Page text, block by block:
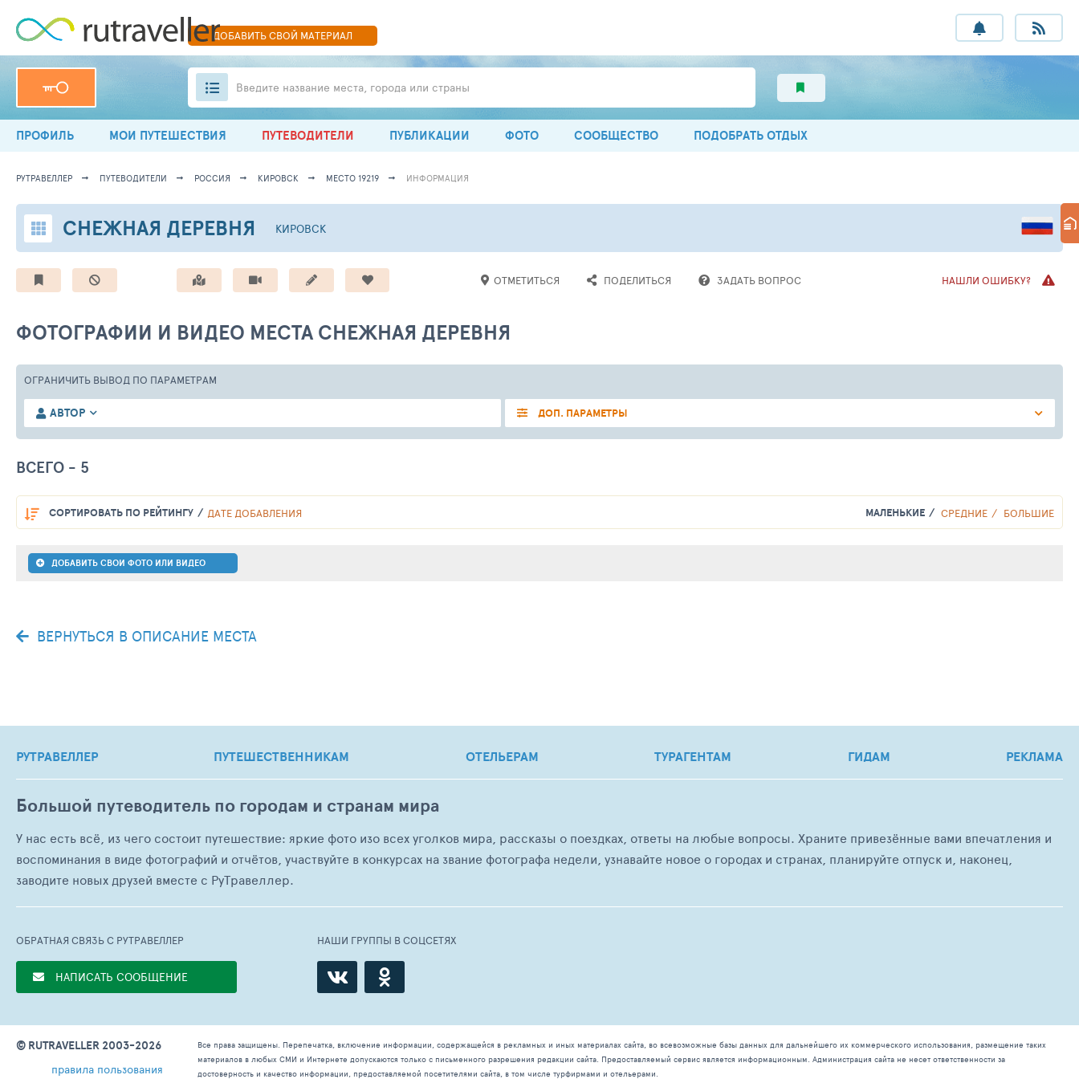
ДОБАВИТЬСВОЙ МАТЕРИАЛ
Введите название места, города или страны
ПРОФИЛЬ МОИ ПУТЕШЕСТВИЯ ПУТЕВОДИТЕЛИ ПУБЛИКАЦИИ ФОТО СООБЩЕСТВО ПОДОБРАТЬ ОТДЫХ
РУТРАВЕЛЛЕР ПУТЕВОДИТЕЛИ РОССИЯ КИРОВСК МЕСТО 19219 ИНФОРМАЦИЯ
СНЕЖНАЯ ДЕРЕВНЯ КИРОВСК
ОТМЕТИТЬСЯ ПОДЕЛИТЬСЯ ЗАДАТЬ ВОПРОС НАШЛИ ОШИБКУ?
ФОТОГРАФИИ И ВИДЕО МЕСТА СНЕЖНАЯ ДЕРЕВНЯ
ОГРАНИЧИТЬ ВЫВОД ПО ПАРАМЕТРАМ
АВТОР ДОП. ПАРАМЕТРЫ
ВСЕГО - 5
СОРТИРОВАТЬ ПО РЕЙТИНГУ ДАТЕ ДОБАВЛЕНИЯ МАЛЕНЬКИЕ СРЕДНИЕ БОЛЬШИЕ
ДОБАВИТЬ СВОИ ФОТО ИЛИ ВИДЕО
КИРОВСК,
СНЕЖНАЯ
КИРОВСК,
СНЕЖНАЯ
КИРОВСК,
СНЕЖНАЯ
КИРОВСК,
СНЕЖНАЯ
КИРОВСК,
СНЕЖНАЯ
ВЕРНУТЬСЯ В ОПИСАНИЕ МЕСТА
РУТРАВЕЛЛЕР ПУТЕШЕСТВЕННИКАМ ОТЕЛЬЕРАМ ТУРАГЕНТАМ ГИДАМ РЕКЛАМА
Большой путеводитель по городам и странам мира
У нас есть всё, из чего состоит путешествие: яркие фото изо всех уголков мира, рассказы о поездках, ответы на любые вопросы. Храните привезённые вами впечатления и
воспоминания в виде фотографий и отчётов, участвуйте в конкурсах на звание фотографа недели, узнавайте новое о городах и странах, планируйте отпуск и, наконец,
заводите новых друзей вместе с РуТравеллер.
ОБРАТНАЯ СВЯЗЬ С РУТРАВЕЛЛЕР
НАПИСАТЬ СООБЩЕНИЕ
НАШИ ГРУППЫ В СОЦСЕТЯХ
© RUTRAVELLER 2003-2026
правила пользования
Все права защищены. Перепечатка, включение информации, содержащейся в рекламных и иных материалах сайта, во всевозможные базы данных для дальнейшего их коммерческого использования, размещение таких
материалов в любых СМИ и Интернете допускаются только с письменного разрешения редакции сайта. Предоставляемый сервис является информационным. Администрация сайта не несет ответственности за
достоверность и качество информации, предоставляемой посетителями сайта, в том числе турфирмами и отельерами.